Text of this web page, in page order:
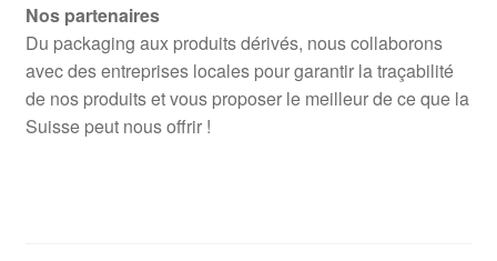
Nos partenaires
Du packaging aux produits dérivés, nous collaborons
avec des entreprises locales pour garantir la traçabilité
de nos produits et vous proposer le meilleur de ce que la
Suisse peut nous offrir !